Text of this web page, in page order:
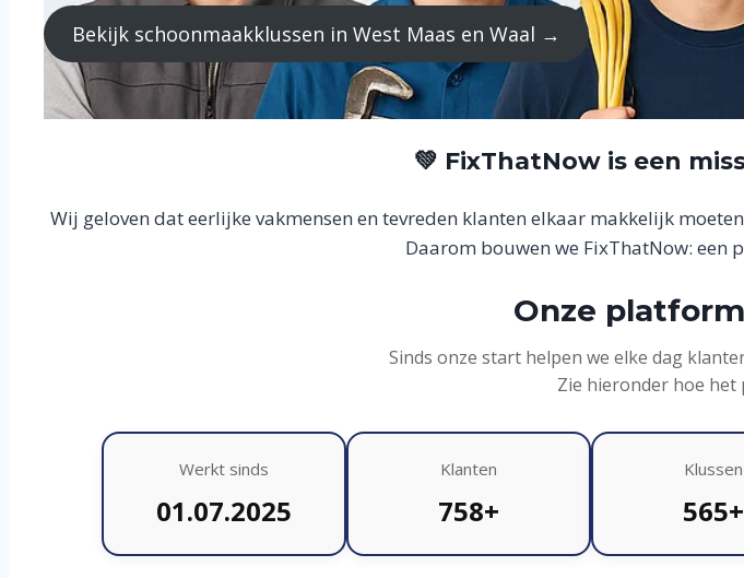
Bekijk schoonmaakklussen in West Maas en Waal →
💚 FixThatNow is een
Wij geloven dat eerlijke vakmensen en tevreden klanten elkaar makkelijk
Daarom bouwen we FixThatNow: een
Onze
Sinds onze start helpen we elke dag
Zie hieronder hoe
Werkt sinds
01.07.2025
Klanten
758+
Klussen
565+